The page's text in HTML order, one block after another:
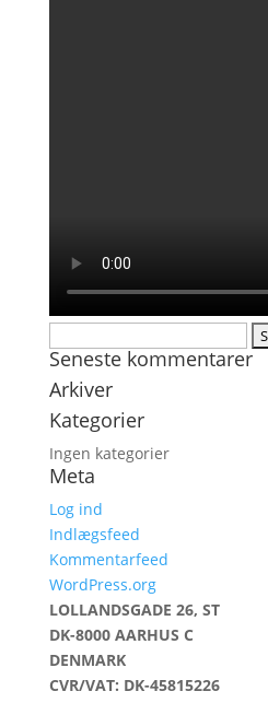
efter:
Seneste kommentarer
Arkiver
Kategorier
Ingen kategorier
Meta
Log ind
Indlægsfeed
Kommentarfeed
WordPress.org
LOLLANDSGADE 26, ST
DK-8000 AARHUS C
DENMARK
CVR/VAT: DK-45815226